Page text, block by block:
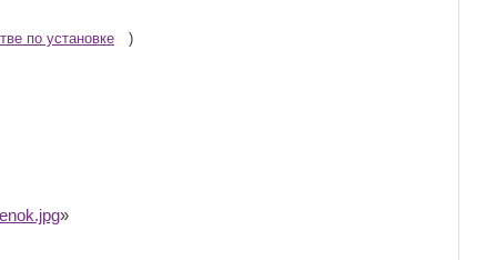
по установке )
»